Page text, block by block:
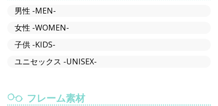
男性 -MEN-
女性 -WOMEN-
子供 -KIDS-
ユニセックス -UNISEX-
フレーム素材